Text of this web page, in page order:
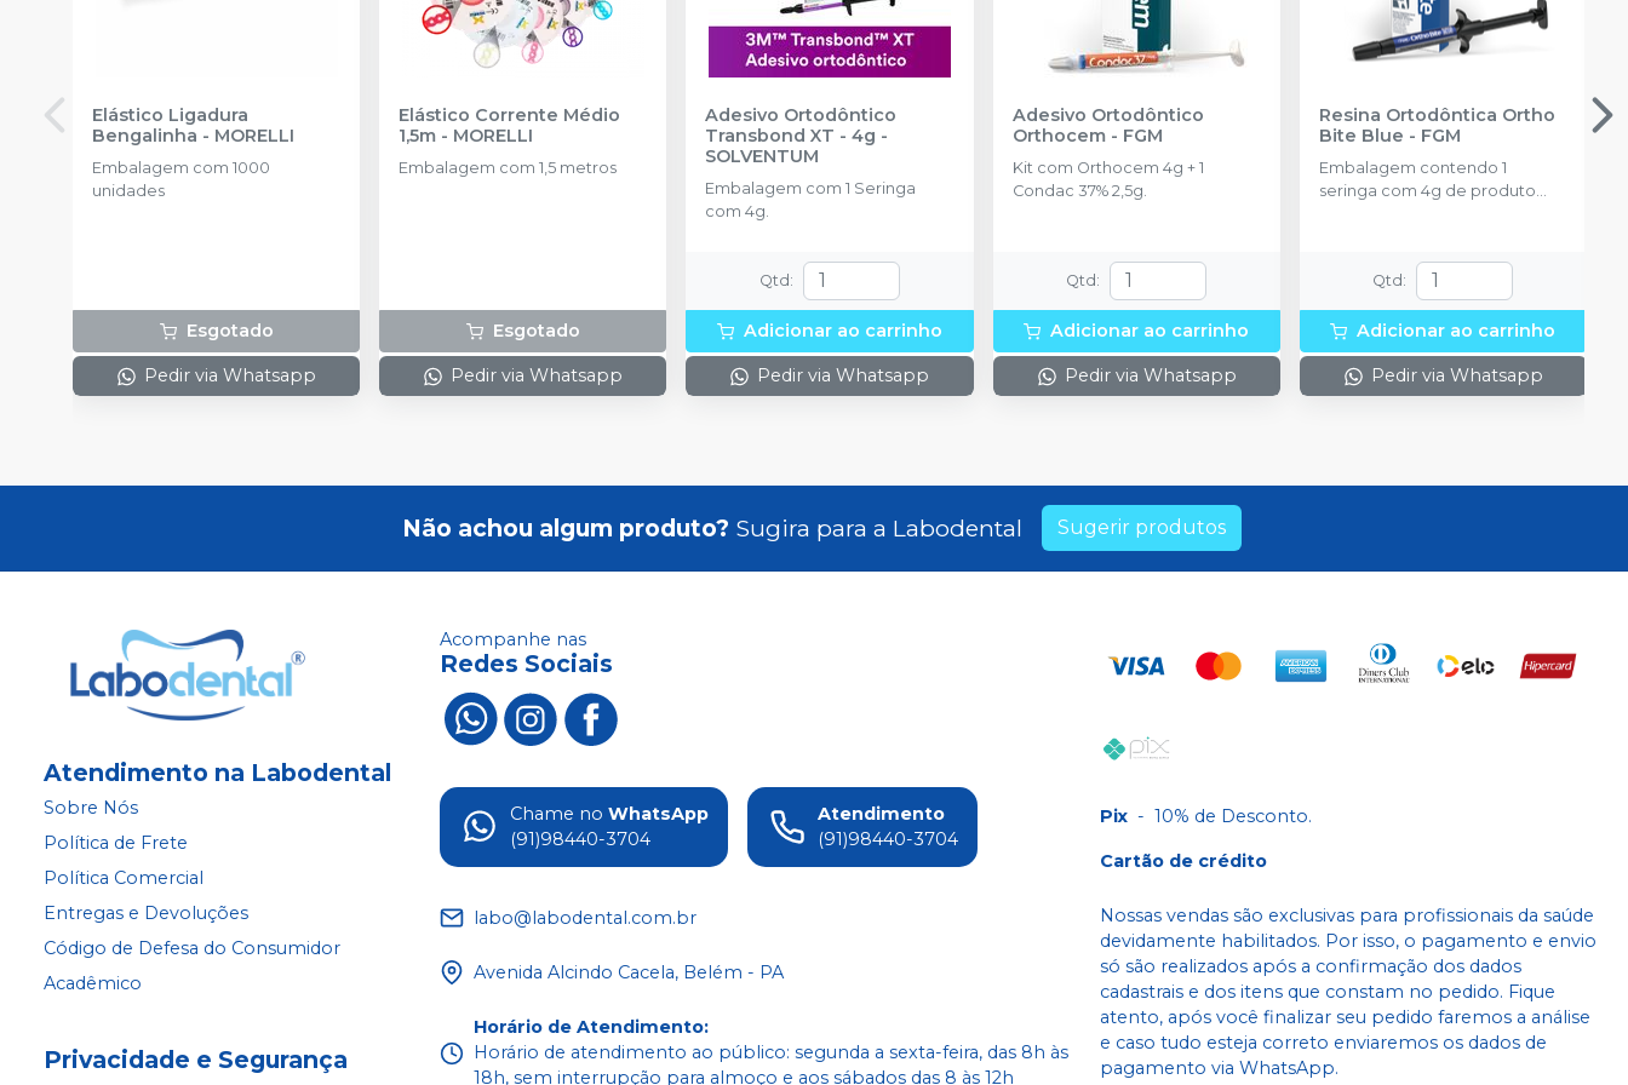
018'' - 33 - Gancho - 10.10.127
Ver info
Produto
Elástico Ligadura
Bengalinha - MORELLI
Embalagem com 1000
unidades
Esgotado
Pedir via Whatsapp
Elástico Corrente Médio
1,5m - MORELLI
Embalagem com 1,5 metros
Esgotado
Pedir via Whatsapp
Adesivo Ortodôntico
Transbond XT - 4g -
SOLVENTUM
Embalagem com 1 Seringa
com 4g.
Qtd :
Adicionar ao carrinho
Pedir via Whatsapp
Adesivo Ortodôntico
Orthocem- FGM
Kit com Orthocem 4g + 1
Condac 37% 2,5g.
Qtd :
Adicionar ao carrinho
Pedir via Whatsapp
Resina Ortodôntica Ortho
Bite Blue - FGM
Embalagem contendo 1
seringa com 4g de produto
Qtd :
Adicionar ao carrinho
Pedir via Whatsapp
Não achou algum produto? Sugira para a Labodental Sugerir produtos
Atendimento na Labodental
Sobre Nós
Política de Frete
Política Comercial
Entregas e Devoluções
Código de Defesa do Consumidor
Acadêmico
Privacidade e Segurança
Acompanhe nas
Redes Sociais
Chame no WhatsApp
(91)98440-3704
Atendimento
(91)98440-3704
labo@labodental.com.br
Avenida Alcindo Cacela, Belém - PA
Horário de Atendimento:
Horário de atendimento ao público: segunda a sexta-feira, das 8h às
18h, sem interrupção para almoço e aos sábados das 8 às 12h
Pix - 10% de Desconto.
Cartão de crédito
Nossas vendas são exclusivas para profissionais da saúde
devidamente habilitados. Por isso, o pagamento e envio
só são realizados após a confirmação dos dados
cadastrais e dos itens que constam no pedido. Fique
atento, após você finalizar seu pedido faremos a análise
e caso tudo esteja correto enviaremos os dados de
pagamento via WhatsApp.